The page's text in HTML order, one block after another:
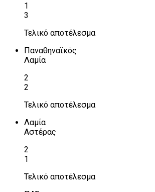
1
3
Τελικό αποτέλεσμα
Παναθηναϊκός
Λαμία
2
2
Τελικό αποτέλεσμα
Λαμία
Αστέρας
2
1
Τελικό αποτέλεσμα